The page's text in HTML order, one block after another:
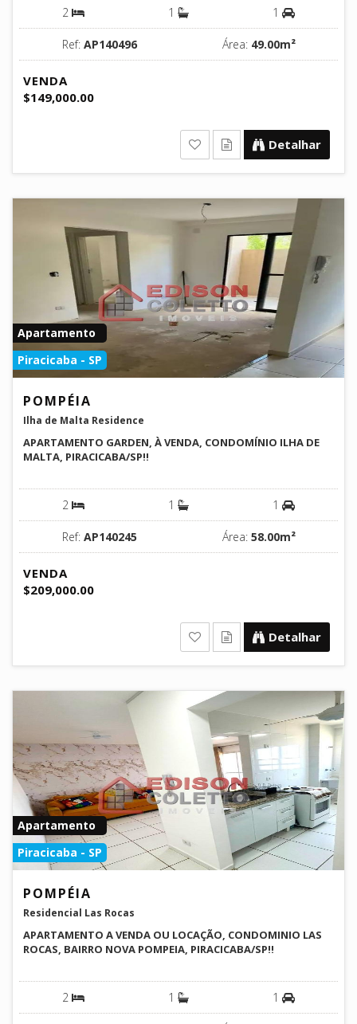
2 1 1
Ref: AP140496 Área: 49.00m²
VENDA
$149,000.00
Detalhar
Apartamento
Piracicaba - SP
POMPÉIA
Ilha de Malta Residence
APARTAMENTO GARDEN, À VENDA, CONDOMÍNIO ILHA DE
MALTA, PIRACICABA/SP!!
2 1 1
Ref: AP140245 Área: 58.00m²
VENDA
$209,000.00
Detalhar
Apartamento
Piracicaba - SP
POMPÉIA
Residencial Las Rocas
APARTAMENTO A VENDA OU LOCAÇÃO, CONDOMINIO LAS
ROCAS, BAIRRO NOVA POMPEIA, PIRACICABA/SP!!
2 1 1